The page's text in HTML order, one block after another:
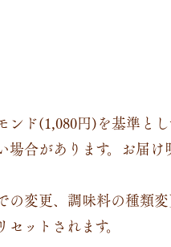
ド(1,080円)を基準とし
合があります。お届け
変更、調味料の種類
ットされます。